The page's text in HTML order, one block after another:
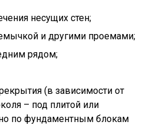
несущих стен;
и другими проемами;
рядом;
(в зависимости от
– под плитой или
по фундаментным блокам